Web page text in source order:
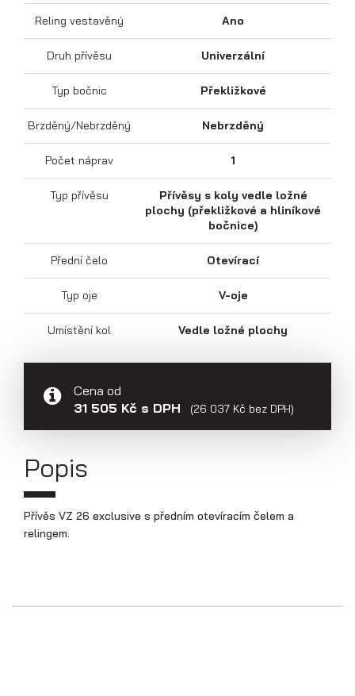
Sklápěcí přívěsy
Přepravníky aut
Reling vestavěný Ano
Druh přívěsu Univerzální
Typ bočnic Překližkové
Brzděný/Nebrzděný Nebrzděný
Počet náprav 1
Typ přívěsu
Přívěsy s koly vedle ložné
plochy (překližkové a hliníkové
bočnice)
Přední čelo Otevírací
Typ oje V-oje
Umístění kol Vedle ložné plochy
Cena od
31 505 Kč s DPH
(26 037 Kč bez DPH)
Popis
Přívěs VZ 26 exclusive s předním otevíracím čelem a
relingem.